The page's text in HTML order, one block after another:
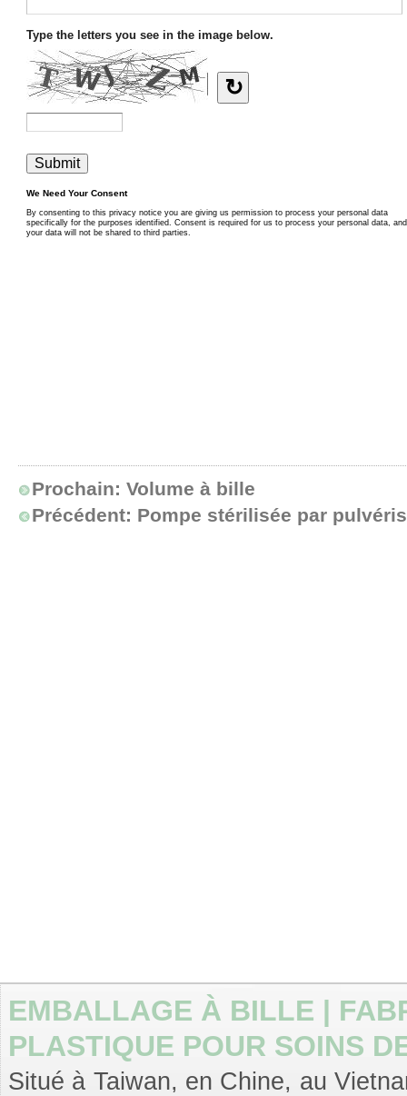
Prochain: Volume à bille
Précédent: Pompe stérilisée par
EMBALLAGE À BILLE |
PLASTIQUE POUR SOINS
Situé à Taiwan, en Chine, au